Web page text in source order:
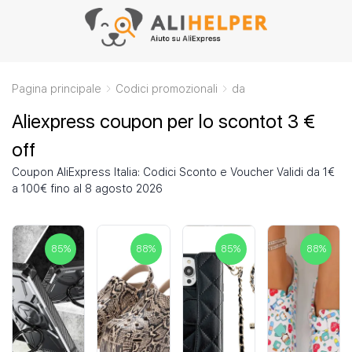
Pagina principale Codici promozionali da
Aliexpress coupon per lo scontot 3 €
off
Coupon AliExpress Italia: Codici Sconto e Voucher Validi da 1€
a 100€ fino al 8 agosto 2026
85% 88% 85% 88%